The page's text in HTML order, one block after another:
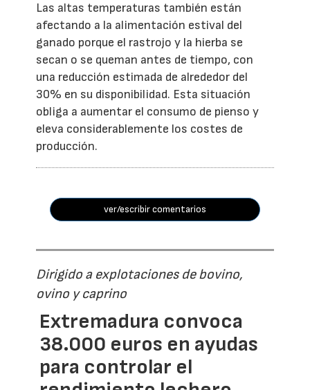
Las altas temperaturas también están
afectando a la alimentación estival del
ganado porque el rastrojo y la hierba se
secan o se queman antes de tiempo, con
una reducción estimada de alrededor del
30% en su disponibilidad. Esta situación
obliga a aumentar el consumo de pienso y
eleva considerablemente los costes de
producción.
ver/escribir comentarios
Dirigido a explotaciones de bovino,
ovino y caprino
Extremadura convoca
38.000 euros en ayudas
para controlar el